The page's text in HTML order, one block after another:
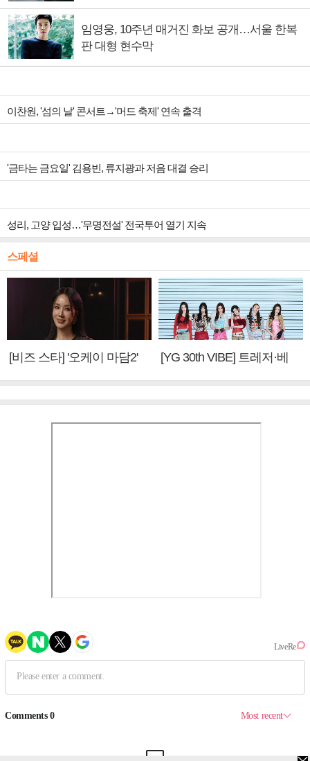
임영웅, 10주년 매거진 화보 공개…서울 한복
판 대형 현수막
이찬원, '섬의 날' 콘서트→'머드 축제' 연속 출격
'금타는 금요일' 김용빈, 류지광과 저음 대결 승리
성리, 고양 입성…'무명전설' 전국투어 열기 지속
스페셜
[비즈 스타] '오케이 마담2'
[YG 30th VIBE] 트레저·베